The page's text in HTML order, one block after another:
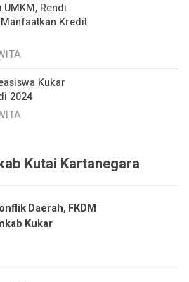
Rendi
Kredit
Kukar
2024
Kutai Kartanegara
Daerah, FKDM
Kukar